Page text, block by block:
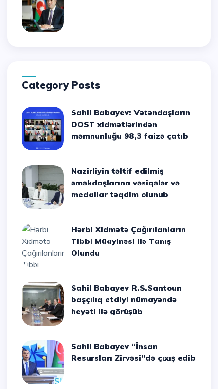
Category Posts
Sahil Babayev: Vətəndaşların
DOST xidmətlərindən
məmnunluğu 98,3 faizə çatıb
Nazirliyin təltif edilmiş
əməkdaşlarına vəsiqələr və
medallar təqdim olunub
Hərbi Xidmətə Çağırılanların
Tibbi Müayinəsi ilə Tanış
Olundu
Sahil Babayev R.S.Santoun
başçılıq etdiyi nümayəndə
heyəti ilə görüşüb
Sahil Babayev “İnsan
Resursları Zirvəsi”də çıxış edib